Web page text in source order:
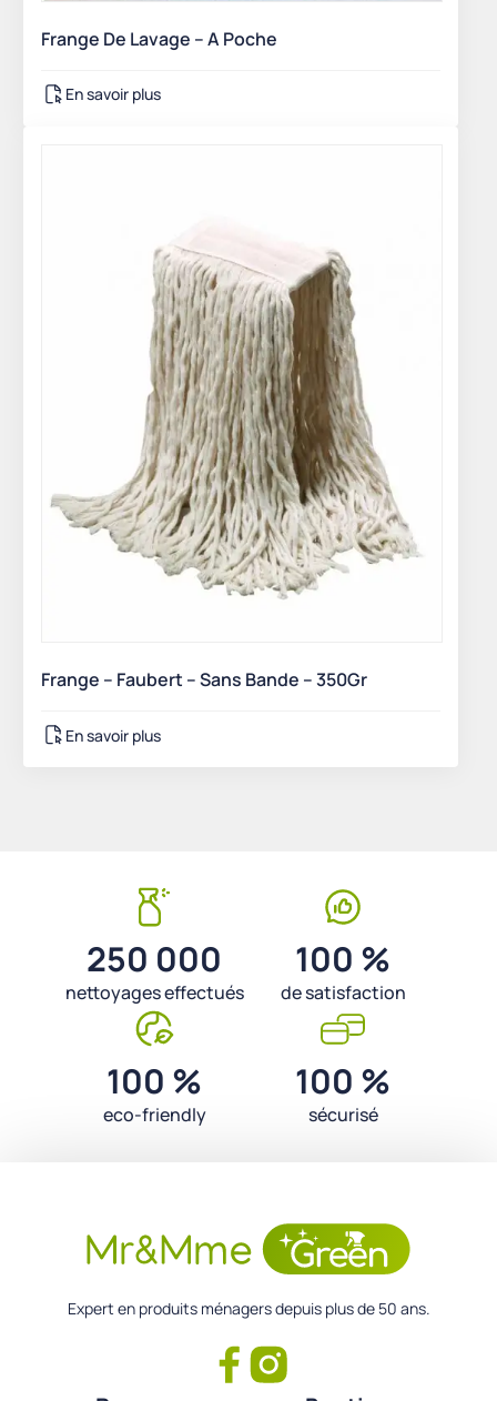
Frange De Lavage – A Poche
En savoir plus
Frange – Faubert – Sans Bande – 350Gr
En savoir plus
250 000
nettoyages effectués
100 %
de satisfaction
100 %
eco-friendly
100 %
sécurisé
Expert en produits ménagers depuis plus de 50 ans.